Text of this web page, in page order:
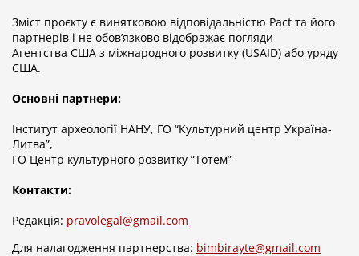
Зміст проєкту є винятковою відповідальністю Pact та його
партнерів i не обов’язково відображає погляди
Агентства США з міжнародного розвитку (USAID) або уряду
США.
Основні партнери:
Інститут археології НАНУ, ГО “Культурний центр Україна-
Литва”,
ГО Центр культурного розвитку “Тотем”
Контакти:
Редакція: pravolegal@gmail.com
Для налагодження партнерства: bimbirayte@gmail.com